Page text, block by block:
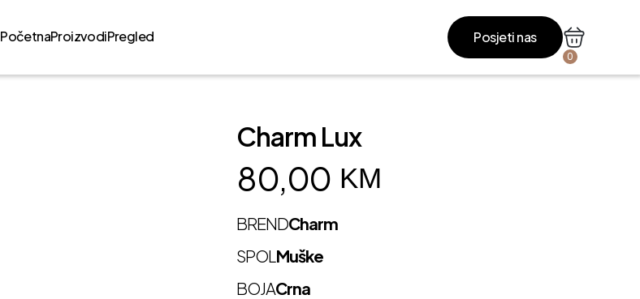
PočetnaProizvodiPregled Posjeti nas
0
Charm Lux
80,00 KM
BRENDCharm
SPOLMuške
BOJACrna